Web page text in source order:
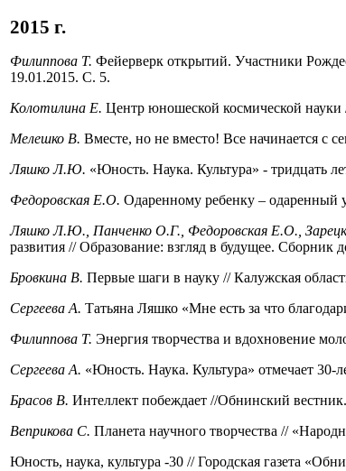
2015 г.
Филиппова Т. Фейерверк открытий. Участники
19.01.2015. С. 5.
Колотилина Е. Центр юношеской космической науки
Мелешко В. Вместе, но не вместо! Все начинается с
Ляшко Л.Ю. «Юность. Наука. Культура» - тридцать
Федоровская Е.О. Одаренному ребенку –
Ляшко Л.Ю., Панченко О.Г., Федоровская Е.О.,
развития // Образование: взгляд в будущее.
Бровкина В. Первые шаги в науку // Калужская
Сергеева А. Татьяна Ляшко «Мне есть за что
Филиппова Т. Энергия творчества и вдохновение
Сергеева А. «Юность. Наука. Культура» отмечает 30-
Брасов В. Интеллект побеждает //Обнинский
Веприкова С. Планета научного творчества //
Юность, наука, культура -30 // Городская газета